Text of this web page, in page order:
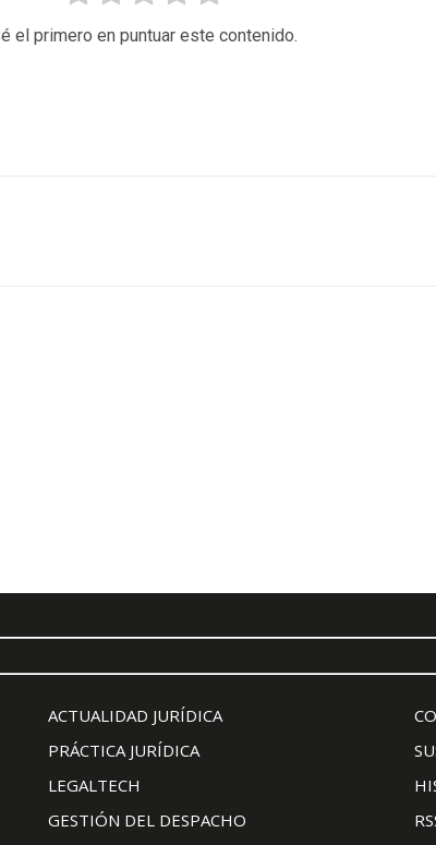
el primero en puntuar este contenido.
ACTUALIDAD JURÍDICA
PRÁCTICA JURÍDICA
LEGALTECH
GESTIÓN DEL DESPACHO